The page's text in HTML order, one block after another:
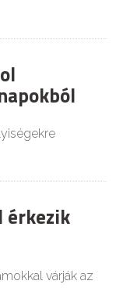
érkezik
várják az